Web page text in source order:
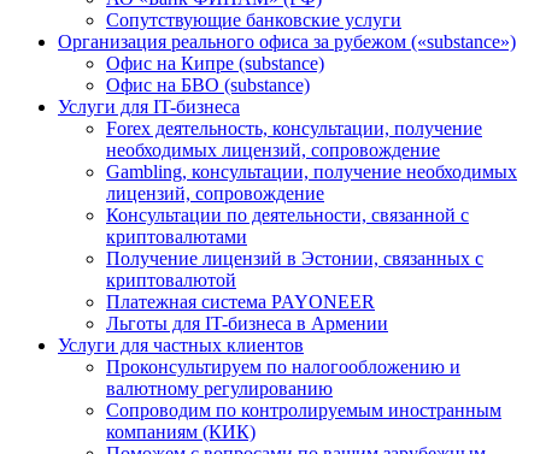
Сопутствующие банковские услуги
Организация реального офиса за рубежом («substance»)
Офис на Кипре (substance)
Офис на БВО (substance)
Услуги для IT-бизнеса
Forex деятельность, консультации, получение
необходимых лицензий, сопровождение
Gambling, консультации, получение необходимых
лицензий, сопровождение
Консультации по деятельности, связанной с
криптовалютами
Получение лицензий в Эстонии, связанных с
криптовалютой
Платежная система PAYONEER
Льготы для IT-бизнеса в Армении
Услуги для частных клиентов
Проконсультируем по налогообложению и
валютному регулированию
Сопроводим по контролируемым иностранным
компаниям (КИК)